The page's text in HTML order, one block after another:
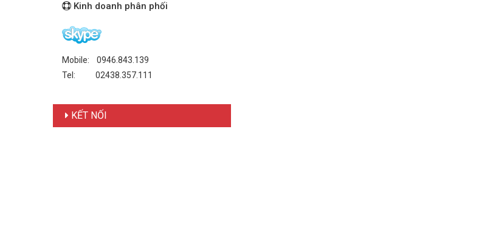
Kinh doanh phân phối
Mobile: 0946.843.139
Tel: 02438.357.111
KẾT NỐI